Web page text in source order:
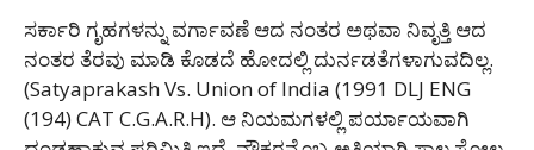
ಸರ್ಕಾರಿ ಗೃಹಗಳನ್ನು ವರ್ಗಾವಣೆ ಆದ ನಂತರ ಅಥವಾ ನಿವೃತ್ತಿ ಆದ
ನಂತರ ತೆರವು ಮಾಡಿ ಕೊಡದೆ ಹೋದಲ್ಲಿ ದುರ್ನಡತೆಗಳಾಗುವದಿಲ್ಲ.
(Satyaprakash Vs. Union of India (1991 DLJ ENG
(194) CAT C.G.A.R.H). ಆ ನಿಯಮಗಳಲ್ಲಿ ಪರ್ಯಾಯವಾಗಿ